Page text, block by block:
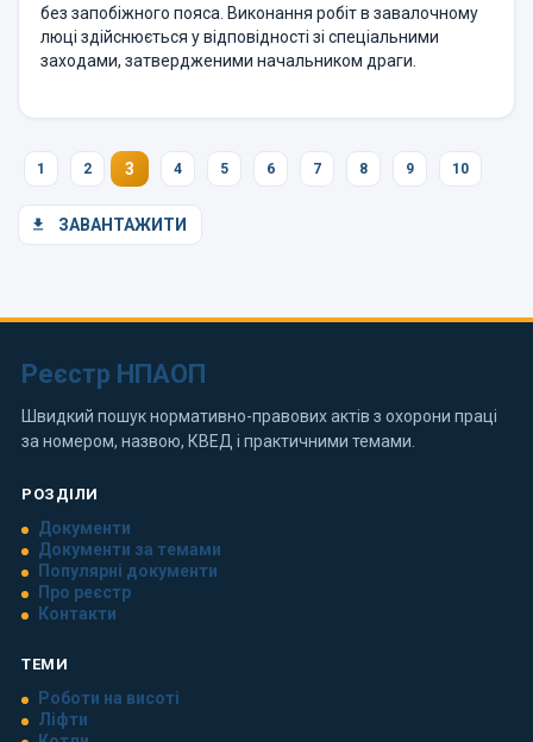
без запобіжного пояса. Виконання робіт в завалочному
люці здійснюється у відповідності зі спеціальними
заходами, затвердженими начальником драги.
1 2 3 4 5 6 7 8 9 10
ЗАВАНТАЖИТИ
Реєстр НПАОП
Швидкий пошук нормативно-правових актів з охорони праці
за номером, назвою, КВЕД і практичними темами.
РОЗДІЛИ
Документи
Документи за темами
Популярні документи
Про реєстр
Контакти
ТЕМИ
Роботи на висоті
Ліфти